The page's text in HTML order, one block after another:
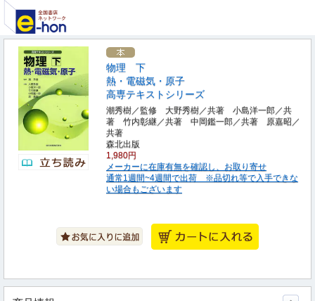
物理 下
熱・電磁気・原子
高専テキストシリーズ
潮秀樹／監修 大野秀樹／共著 小島洋一郎／共
著 竹内彰継／共著 中岡鑑一郎／共著 原嘉昭／
共著
森北出版
1,980円
メーカーに在庫有無を確認し、お取り寄せ
通常1週間~4週間で出荷 ※品切れ等で入手できな
い場合もございます